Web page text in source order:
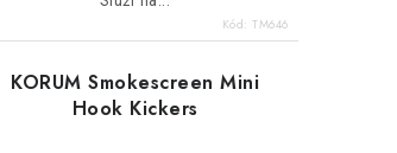
Kód:TM646
KORUM Smokescreen Mini
Hook Kickers